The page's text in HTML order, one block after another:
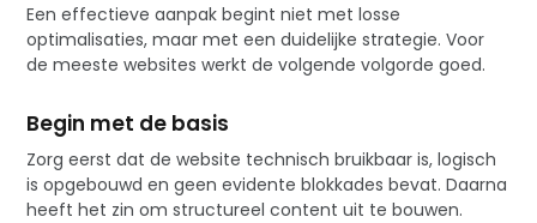
Een effectieve aanpak begint niet met losse
optimalisaties, maar met een duidelijke strategie. Voor
de meeste websites werkt de volgende volgorde goed.
Begin met de basis
Zorg eerst dat de website technisch bruikbaar is, logisch
is opgebouwd en geen evidente blokkades bevat. Daarna
heeft het zin om structureel content uit te bouwen.